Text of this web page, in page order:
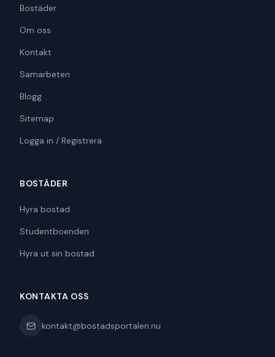
Bostäder
Om oss
Kontakt
Samarbeten
Blogg
Sitemap
Logga in / Registrera
BOSTÄDER
Hyra bostad
Studentboenden
Hyra ut sin bostad
KONTAKTA OSS
kontakt@bostadsportalen.nu